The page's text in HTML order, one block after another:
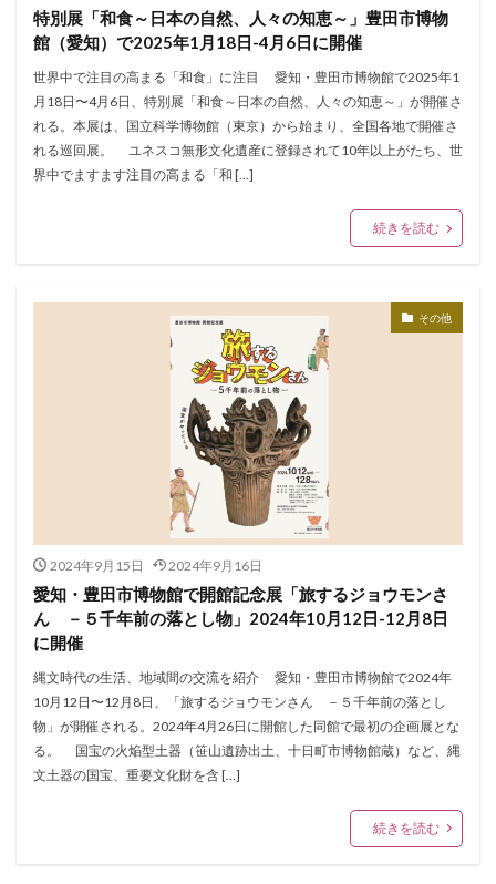
特別展「和食～日本の自然、人々の知恵～」豊田市博物
館（愛知）で2025年1月18日-4月6日に開催
世界中で注目の高まる「和食」に注目 愛知・豊田市博物館で2025年1
月18日〜4月6日、特別展「和食～日本の自然、人々の知恵～」が開催さ
れる。本展は、国立科学博物館（東京）から始まり、全国各地で開催さ
れる巡回展。 ユネスコ無形文化遺産に登録されて10年以上がたち、世
界中でますます注目の高まる「和 […]
続きを読む
その他
2024年9月15日 2024年9月16日
愛知・豊田市博物館で開館記念展「旅するジョウモンさ
ん －５千年前の落とし物」2024年10月12日-12月8日
に開催
縄文時代の生活、地域間の交流を紹介 愛知・豊田市博物館で2024年
10月12日〜12月8日、「旅するジョウモンさん －５千年前の落とし
物」が開催される。2024年4月26日に開館した同館で最初の企画展とな
る。 国宝の火焔型土器（笹山遺跡出土、十日町市博物館蔵）など、縄
文土器の国宝、重要文化財を含 […]
続きを読む